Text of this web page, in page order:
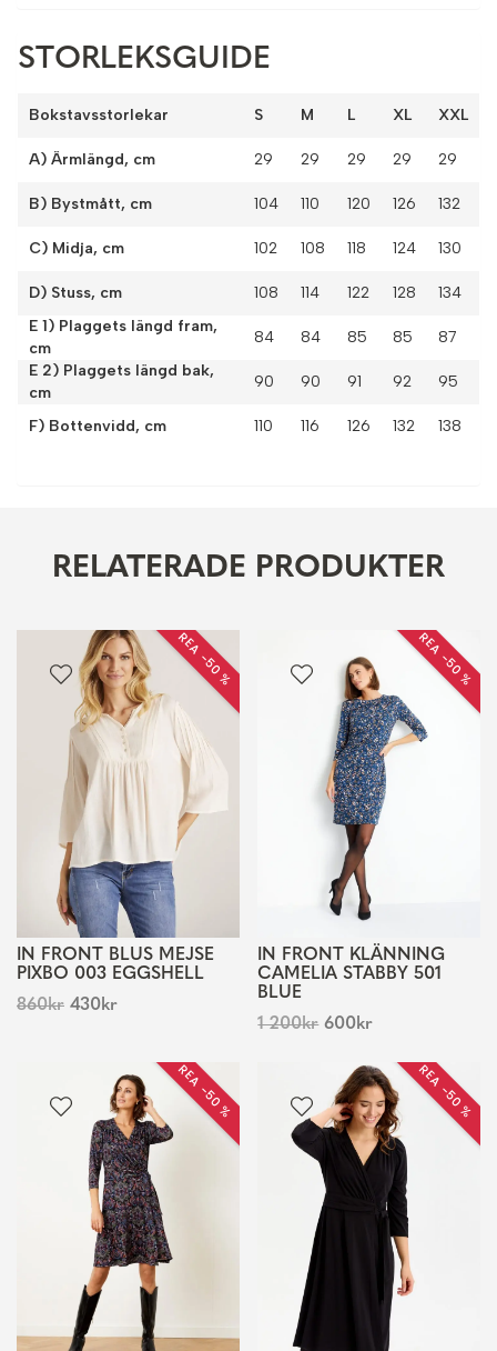
STORLEKSGUIDE
Bokstavsstorlekar S M L XL XXL
A) Ärmlängd, cm 29 29 29 29 29
B) Bystmått, cm 104 110 120 126 132
C) Midja, cm 102 108 118 124 130
D) Stuss, cm 108 114 122 128
134
E 1) Plaggets längd fram,
cm
84 84 85 85
87
E 2) Plaggets längd bak,
cm
90 90 91 92 95
F) Bottenvidd, cm 110 116 126 132 138
RELATERADE PRODUKTER
REA −50 %
IN FRONT BLUS MEJSE
PIXBO 003 EGGSHELL
860kr 430kr
REA −50 %
IN FRONT KLÄNNING
CAMELIA STABBY 501
BLUE
1 200kr 600kr
REA −50 % REA −50 %